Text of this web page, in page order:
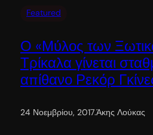
Featured
Ο «Μύλος των
Τρίκαλα γίνεται
απίθανο Ρεκόρ
24 Νοεμβρίου, 2017.Άκης Λούκας